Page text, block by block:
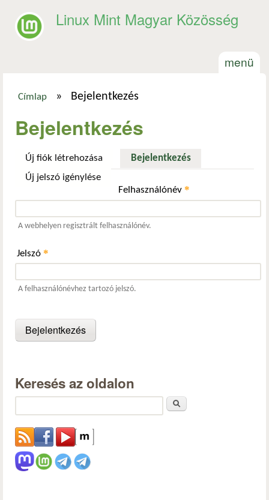
Linux Mint Magyar Közösség
menü
Címlap » Bejelentkezés
Bejelentkezés
Új fiók létrehozása Bejelentkezés(aktív fül)
Új jelszó igénylése
Felhasználónév*
A webhelyen regisztrált felhasználónév.
Jelszó *
A felhasználónévhez tartozó jelszó.
Keresés az oldalon